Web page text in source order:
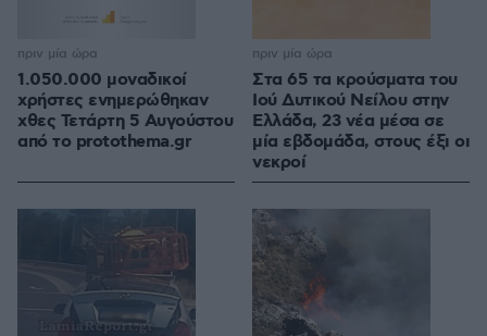
1.050.000 μοναδικοί
χρήστες ενημερώθηκαν
χθες Τετάρτη 5 Αυγούστου
από το protothema.gr
πριν μία ώρα
Στα 65 τα κρούσματα του
Ιού Δυτικού Νείλου στην
Ελλάδα, 23 νέα μέσα σε
μία εβδομάδα, στους έξι οι
νεκροί
πριν μία ώρα